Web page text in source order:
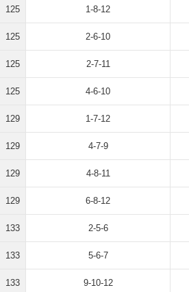
125 1-8-12
125 2-6-10
125 2-7-11
125 4-6-10
129 1-7-12
129 4-7-9
129 4-8-11
129 6-8-12
133 2-5-6
133 5-6-7
133 9-10-12